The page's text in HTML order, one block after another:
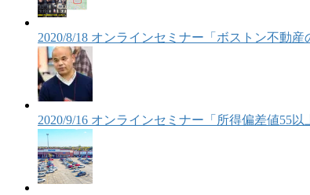
2020/8/18 オンラインセミナー「ボストン不動産
2020/9/16 オンラインセミナー「所得偏差値55